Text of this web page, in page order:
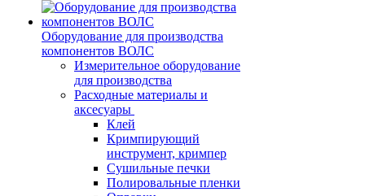
Оборудование для производства
компонентов ВОЛС
Измерительное оборудование
для производства
Расходные материалы и
аксесуары
Клей
Кримпирующий
инструмент, кримпер
Сушильные печки
Полировальные пленки